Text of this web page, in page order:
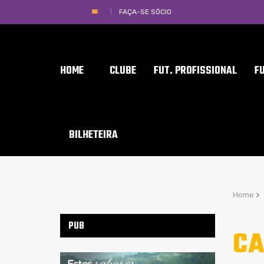
FAÇA-SE SÓCIO
HOME CLUBE FUT. PROFISSIONAL
BILHETEIRA
Home >
PUB